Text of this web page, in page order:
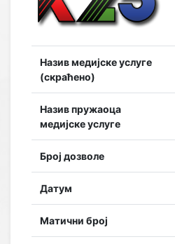
Назив медијске услуге
(скраћено)
Назив пружаоца
медијске услуге
Број дозволе
Датум
Матични број